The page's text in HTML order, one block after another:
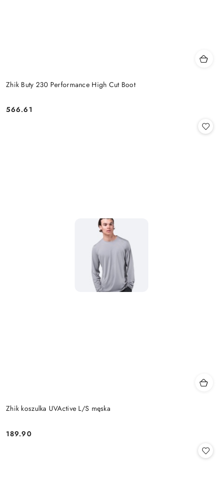
Zhik Buty 230 Performance High Cut Boot
Cena:
566.61
Zhik koszulka UVActive L/S męska
Cena:
189.90